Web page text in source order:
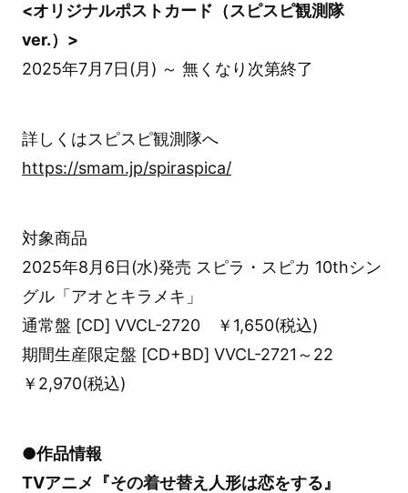
<オリジナルポストカード（スピスピ観測隊
ver.）>
2025年7月7日(月) ～ 無くなり次第終了
詳しくはスピスピ観測隊へ
https://smam.jp/spiraspica/
対象商品
2025年8月6日(水)発売 スピラ・スピカ 10thシン
グル「アオとキラメキ」
通常盤 [CD] VVCL-2720 ￥1,650(税込)
期間生産限定盤 [CD+BD] VVCL-2721～22
￥2,970(税込)
●作品情報
TVアニメ『その着せ替え人形は恋をする』